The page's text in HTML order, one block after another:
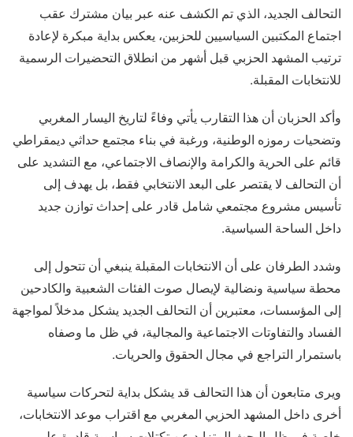
التحالف الجديد، الذي تم الكشف عنه عبر بيان مشترك عقب
اجتماع المكتبين السياسيين للحزبين، يعكس بداية مبكرة لإعادة
ترتيب المشهد الحزبي قبل أشهر من انطلاق التحضيرات الرسمية
للانتخابات المقبلة.
وأكد الحزبان أن هذا التقارب يأتي وفاءً لتاريخ اليسار المغربي
وتضحيات رموزه الوطنية، ورغبة في بناء مجتمع حداثي ديمقراطي
قائم على الحرية والكرامة والإنصاف الاجتماعي، مع التشديد على
أن التحالف لا يقتصر على البعد الانتخابي فقط، بل يهدف إلى
تأسيس مشروع مجتمعي شامل قادر على إحداث توازن جديد
داخل الساحة السياسية.
وشدد الطرفان على أن الانتخابات المقبلة ينبغي أن تتحول إلى
محطة سياسية ونضالية لإيصال صوت الفئات الشعبية والكادحين
إلى المؤسسات، معتبرين أن التحالف الجديد يشكل مدخلاً لمواجهة
الفساد والتفاوتات الاجتماعية والمجالية، في ظل ما وصفاه
باستمرار التراجع في مجال الحقوق والحريات.
ويرى متابعون أن هذا التحالف قد يشكل بداية لتحركات سياسية
أخرى داخل المشهد الحزبي المغربي مع اقتراب موعد الانتخابات،